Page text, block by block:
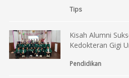
Tips
Kisah Alumni
Kedokteran Gigi
Pendidikan